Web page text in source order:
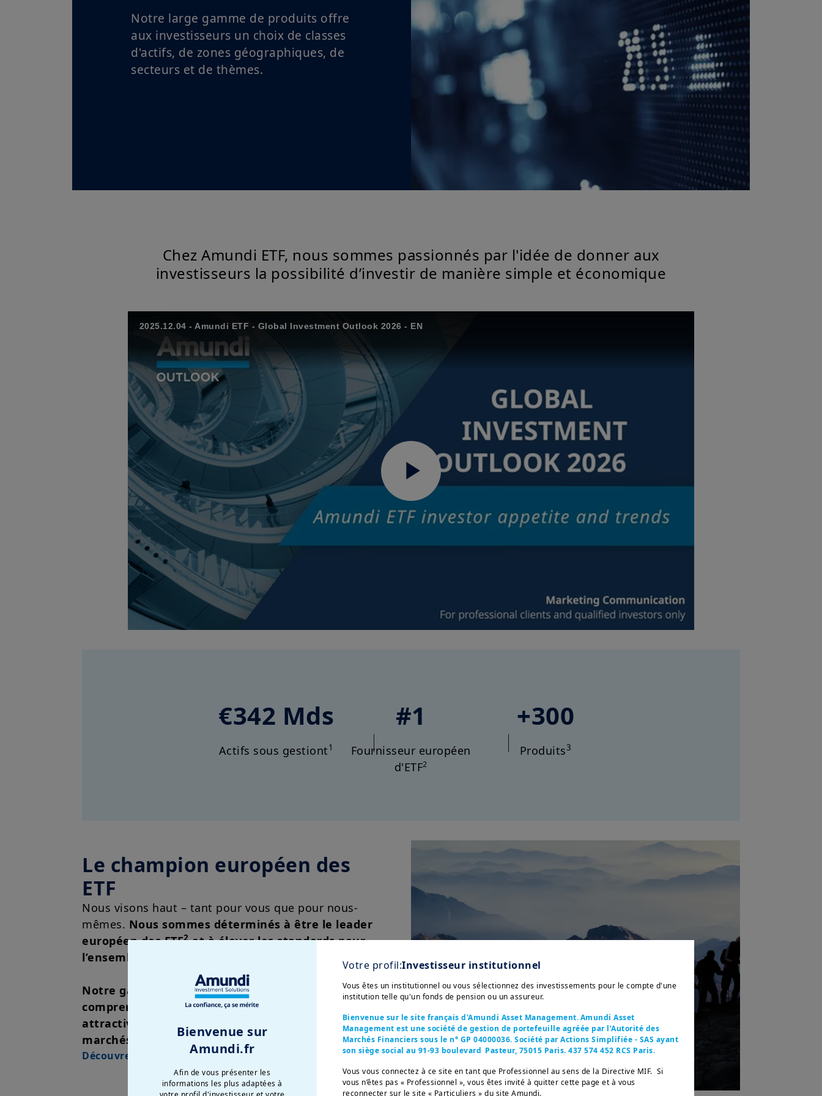
Notre large gamme de produits offre
aux investisseurs un choix de classes
d'actifs, de zones géographiques, de
secteurs et de thèmes.
Chez Amundi ETF, nous sommes passionnés par l'idée de donner aux
investisseurs la possibilité d’investir de manière simple et économique
2025.12.04 - Amundi ETF - Global Investment Outlook 2026 - EN
Play
€342 Mds
Actifs sous gestiont1
#1
Fournisseur européen
d'ETF2
+300
Produits3
Le champion européen des
ETF
Nous visons haut – tant pour vous que pour nous-
mêmes. Nous sommes déterminés à être le leader
européen des ETF2et à élever les standards pour
l’ensemble de notre secteur
Notre gamme complète et rentable d'ETF
comprend certaines des stratégies parmi les plus
attractives en matière d’ESG, de thématiques, de
marchés émergents et obligataires.
Découvrez notre gamme d'ETF
Bienvenue sur
Amundi.fr
Afin de vous présenter les
informations les plus adaptées à
Votre profil:Investisseur institutionnel
Vous êtes un institutionnel ou vous sélectionnez des investissements pour le compte d'une
institution telle qu'un fonds de pension ou un assureur.
Bienvenue sur le site français d'Amundi Asset Management. Amundi Asset
Management est une société de gestion de portefeuille agréée par l’Autorité des
Marchés Financiers sous le n° GP 04000036. Société par Actions Simplifiée - SAS ayant
son siège social au 91-93 boulevard Pasteur, 75015 Paris. 437 574 452 RCS Paris.
Vous vous connectez à ce site en tant que Professionnel au sens de la Directive MIF. Si
vous n’êtes pas « Professionnel », vous êtes invité à quitter cette page et à vous
reconnecter sur le site « Particuliers » du site Amundi.